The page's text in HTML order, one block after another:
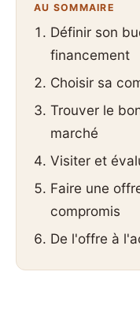
AU SOMMAIRE
Définir son
financement
Choisir sa
Trouver le
marché
Visiter et
Faire une
compromis
De l'offre à